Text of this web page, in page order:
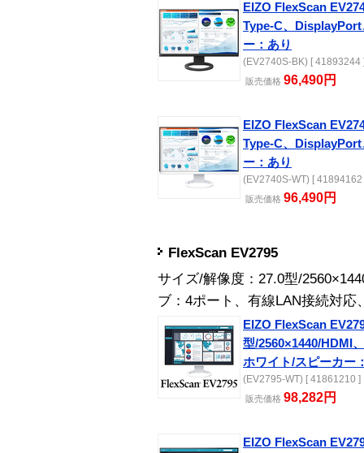
EIZO FlexScan
Type-C、
ー：あり
(EV2740S-BK) [ 41893244
販売価格 96,490円
EIZO FlexScan
Type-C、
ー：あり
(EV2740S-WT) [ 41894162
販売価格 96,490円
FlexScan EV2795
サイズ/解像度：27.0型/
ブ：4ポート、有線LAN接続対応
EIZO FlexScan
型/2560×1440/HDMI
ホワイト/スピーカー
(EV2795-WT) [ 41861210 ]
販売価格 98,282円
EIZO FlexScan